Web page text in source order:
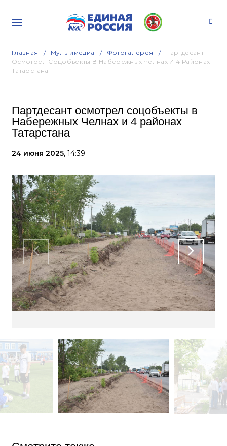
Главная Мультимедиа Фотогалерея
Партдесант
Осмотрел Соцобъекты В Набережных Челнах И 4 Районах
Татарстана
Партдесант осмотрел соцобъекты в
Набережных Челнах и 4 районах
Татарстана
24 июня 2025, 14:39